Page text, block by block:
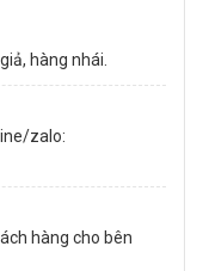
hàng nhái.
zalo:
hàng cho bên